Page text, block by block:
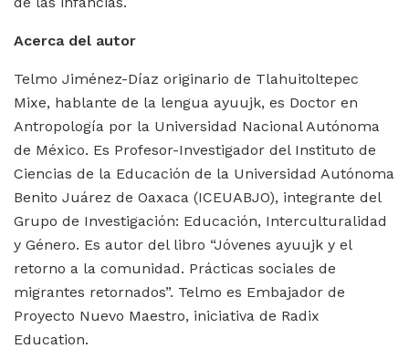
Acerca del autor
Telmo Jiménez-Díaz originario de Tlahuitoltepec
Mixe, hablante de la lengua ayuujk, es Doctor en
Antropología por la Universidad Nacional Autónoma
de México. Es Profesor-Investigador del Instituto de
Ciencias de la Educación de la Universidad Autónoma
Benito Juárez de Oaxaca (ICEUABJO), integrante del
Grupo de Investigación: Educación, Interculturalidad
y Género. Es autor del libro “Jóvenes ayuujk y el
retorno a la comunidad. Prácticas sociales de
migrantes retornados”. Telmo es Embajador de
Proyecto Nuevo Maestro, iniciativa de Radix
Education.